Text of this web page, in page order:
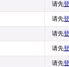
请先
请先
请先
请先
请先